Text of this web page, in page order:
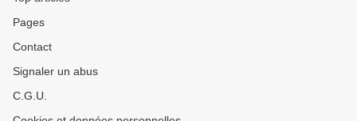
Pages
Contact
Signaler un abus
C.G.U.